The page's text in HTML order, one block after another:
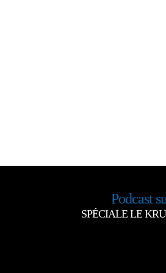
Podcast
SPÉCIALE LE